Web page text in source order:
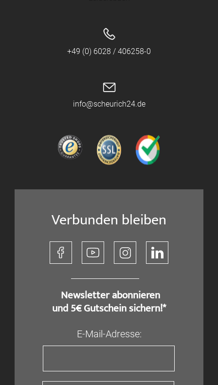
+49 (0) 6028 / 406258-0
info@scheurich24.de
Verbunden bleiben
​ Newsletter abonnieren
und 5€ Gutschein sichern!*
E-Mail-Adresse: